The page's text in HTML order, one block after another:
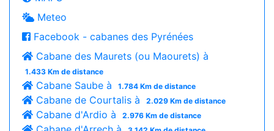
Meteo
Facebook - cabanes des Pyrénées
Cabane des Maurets (ou Maourets) à
1.433 Km de distance
Cabane Saube à 1.784 Km de distance
Cabane de Courtalis à 2.029 Km de distance
Cabane d'Ardio à 2.976 Km de distance